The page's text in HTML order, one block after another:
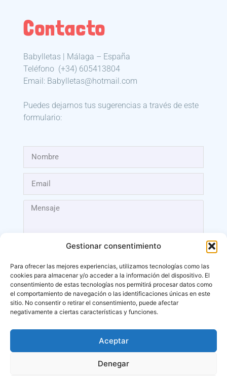
Gestionar consentimiento
Para ofrecer las mejores experiencias, utilizamos tecnologías como las
cookies para almacenar y/o acceder a la información del dispositivo. El
consentimiento de estas tecnologías nos permitirá procesar datos como
el comportamiento de navegación o las identificaciones únicas en este
sitio. No consentir o retirar el consentimiento, puede afectar
negativamente a ciertas características y funciones.
Aceptar
Denegar
Contacto
Babylletas | Málaga – España
Teléfono (+34) 605413804
Email: Babylletas@hotmail.com
Puedes dejarnos tus sugerencias a través de este
formulario:
Enviar
Málaga